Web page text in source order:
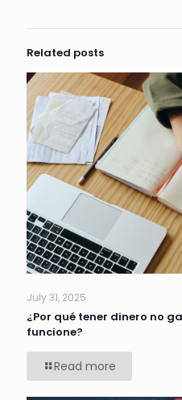
Related posts
July 31, 2025
¿Por qué tener dinero no
funcione?
Read more